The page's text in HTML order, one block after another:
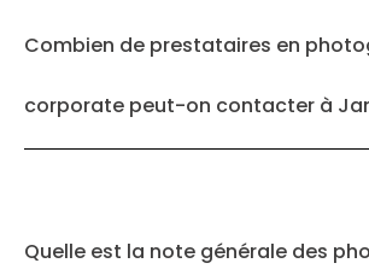
Combien de prestataires en
corporate peut-on contacter à
Quelle est la note générale des